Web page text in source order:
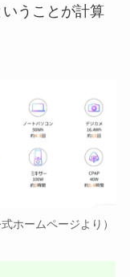
うことが計算
ホームページより）